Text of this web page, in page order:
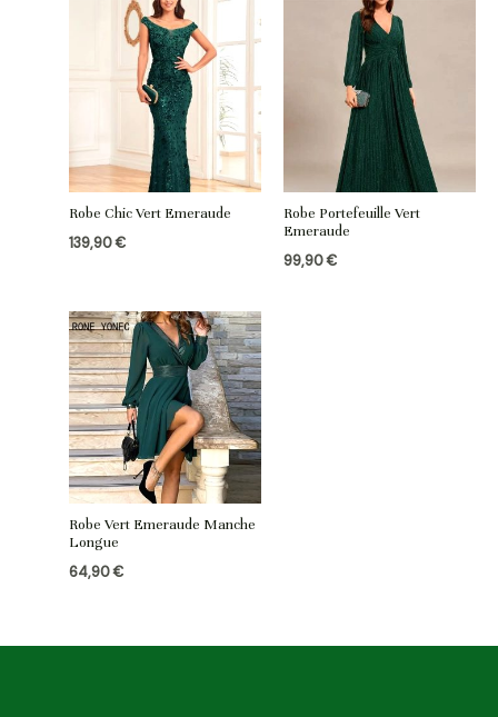
Robe Chic Vert Emeraude
139,90€
Robe Portefeuille Vert
Emeraude
99,90€
Robe Vert Emeraude Manche
Longue
64,90€